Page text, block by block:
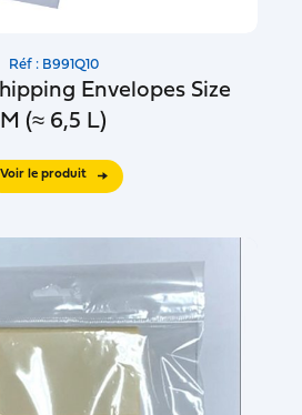
Réf : B991Q10
Envelopes Size
M (≈ 6,5 L)
Voir le produit